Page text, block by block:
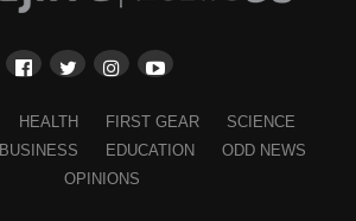
HEALTH FIRST GEAR
SCIENCE
BUSINESS EDUCATION
ODD NEWS
OPINIONS